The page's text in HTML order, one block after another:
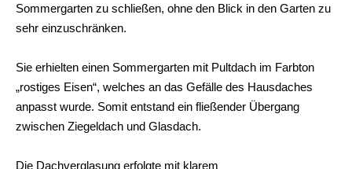
Sommergarten zu schließen, ohne den Blick in den Garten zu
sehr einzuschränken.
Sie erhielten einen Sommergarten mit Pultdach im Farbton
„rostiges Eisen“, welches an das Gefälle des Hausdaches
anpasst wurde. Somit entstand ein fließender Übergang
zwischen Ziegeldach und Glasdach.
Die Dachverglasung erfolgte mit klarem